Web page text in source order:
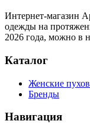
Интернет-магазин
одежды на
2026 года, можно в
Каталог
Женские
Бренды
Навигация